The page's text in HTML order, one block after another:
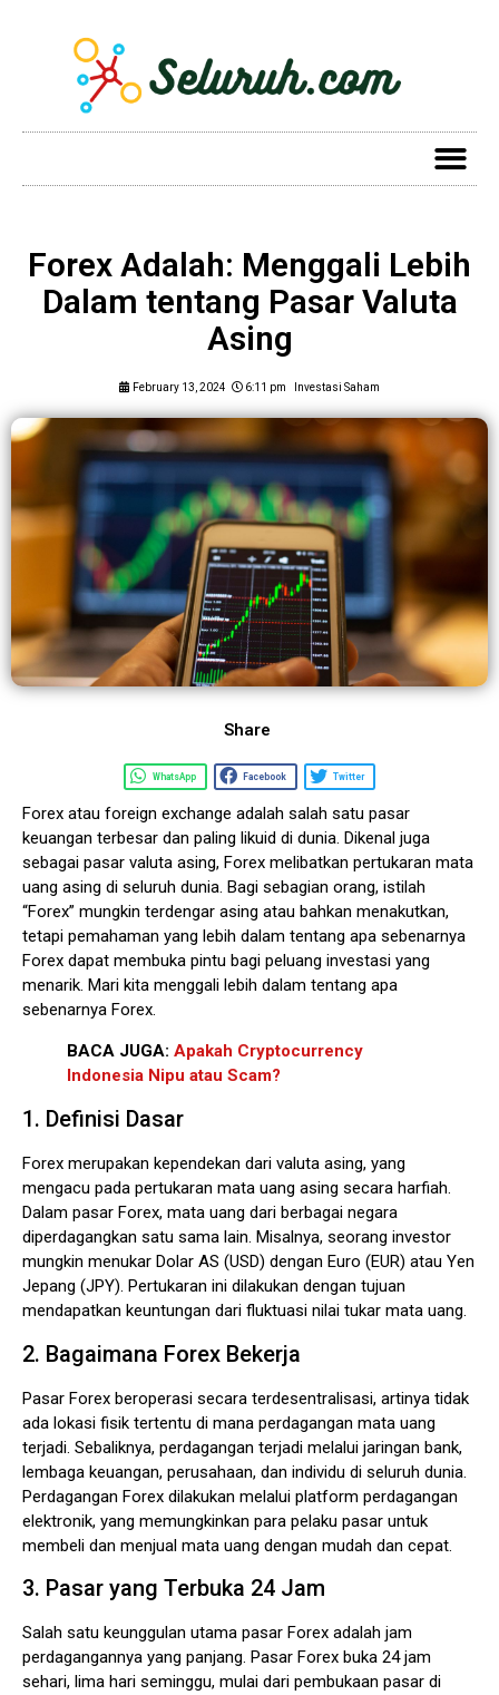
Forex Adalah: Menggali Lebih
Dalam tentang Pasar Valuta
Asing
February 13, 2024 6:11 pm Investasi Saham
Share
WhatsApp Facebook Twitter
Forex atau foreign exchange adalah salah satu pasar
keuangan terbesar dan paling likuid di dunia. Dikenal juga
sebagai pasar valuta asing, Forex melibatkan pertukaran mata
uang asing di seluruh dunia. Bagi sebagian orang, istilah
“Forex” mungkin terdengar asing atau bahkan menakutkan,
tetapi pemahaman yang lebih dalam tentang apa sebenarnya
Forex dapat membuka pintu bagi peluang investasi yang
menarik. Mari kita menggali lebih dalam tentang apa
sebenarnya Forex.
BACA JUGA: Apakah Cryptocurrency
Indonesia Nipu atau Scam?
1. Definisi Dasar
Forex merupakan kependekan dari valuta asing, yang
mengacu pada pertukaran mata uang asing secara harfiah.
Dalam pasar Forex, mata uang dari berbagai negara
diperdagangkan satu sama lain. Misalnya, seorang investor
mungkin menukar Dolar AS (USD) dengan Euro (EUR) atau Yen
Jepang (JPY). Pertukaran ini dilakukan dengan tujuan
mendapatkan keuntungan dari fluktuasi nilai tukar mata uang.
2. Bagaimana Forex Bekerja
Pasar Forex beroperasi secara terdesentralisasi, artinya tidak
ada lokasi fisik tertentu di mana perdagangan mata uang
terjadi. Sebaliknya, perdagangan terjadi melalui jaringan bank,
lembaga keuangan, perusahaan, dan individu di seluruh dunia.
Perdagangan Forex dilakukan melalui platform perdagangan
elektronik, yang memungkinkan para pelaku pasar untuk
membeli dan menjual mata uang dengan mudah dan cepat.
3. Pasar yang Terbuka 24 Jam
Salah satu keunggulan utama pasar Forex adalah jam
perdagangannya yang panjang. Pasar Forex buka 24 jam
sehari, lima hari seminggu, mulai dari pembukaan pasar di